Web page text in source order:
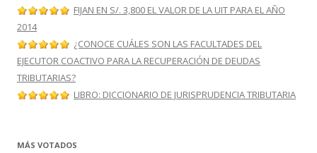
FIJAN EN S/. 3,800 EL VALOR DE LA UIT PARA EL AÑO
2014
¿CONOCE CUÁLES SON LAS FACULTADES DEL
EJECUTOR COACTIVO PARA LA RECUPERACIÓN DE DEUDAS
TRIBUTARIAS?
LIBRO: DICCIONARIO DE JURISPRUDENCIA TRIBUTARIA
MÁS VOTADOS